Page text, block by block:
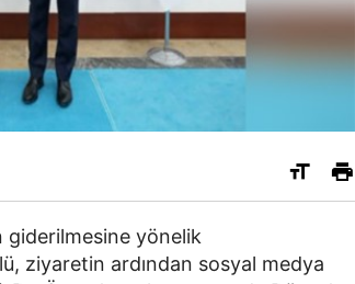
giderilmesine yönelik
ziyaretin ardından sosyal medya